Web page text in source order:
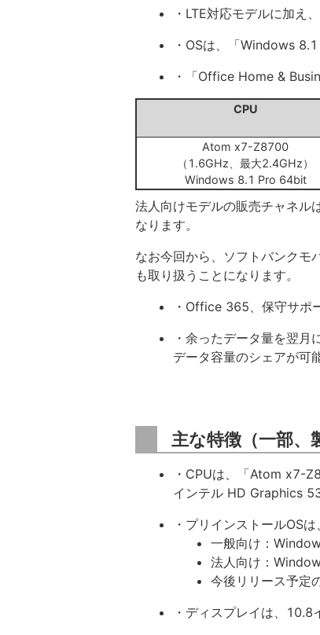
・LTE対応モデルに加え
・OSは、「Windows
・「Office Home &
CPU
Atom x7-Z8700
（1.6GHz、最大2.4GHz）
Windows 8.1 Pro 64bit
法人向けモデルの販売チャネル
なります。
なお今回から、ソフトバンクモ
も取り扱うことになります。
・Office 365、保守サポ
・余ったデータ量を翌
データ容量のシェアが可
主な特徴（一部、
・CPUは、「Atom x7-
インテル HD Graphics
・プリインストールOSは、
一般向け：
法人向け：
今後リリース予定
・ディスプレイは、